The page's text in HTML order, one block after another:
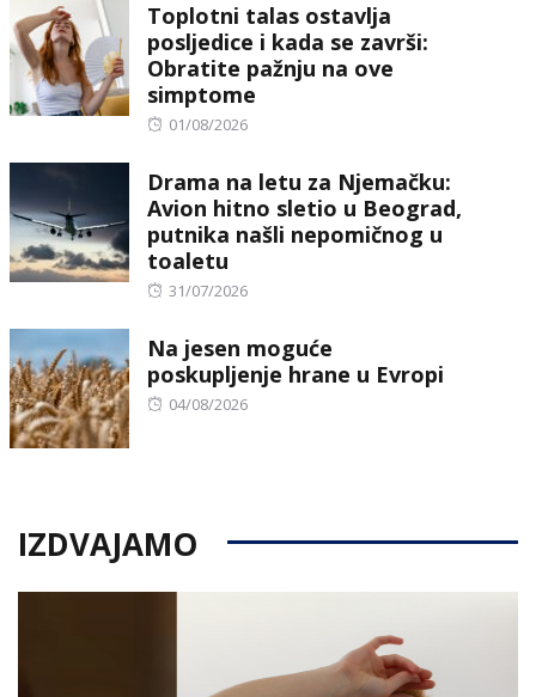
Toplotni talas ostavlja
posljedice i kada se završi:
Obratite pažnju na ove
simptome
Posted
01/08/2026
Drama na letu za Njemačku:
Avion hitno sletio u Beograd,
putnika našli nepomičnog u
toaletu
Posted
31/07/2026
Na jesen moguće
poskupljenje hrane u Evropi
Posted
04/08/2026
IZDVAJAMO